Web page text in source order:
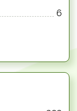
6